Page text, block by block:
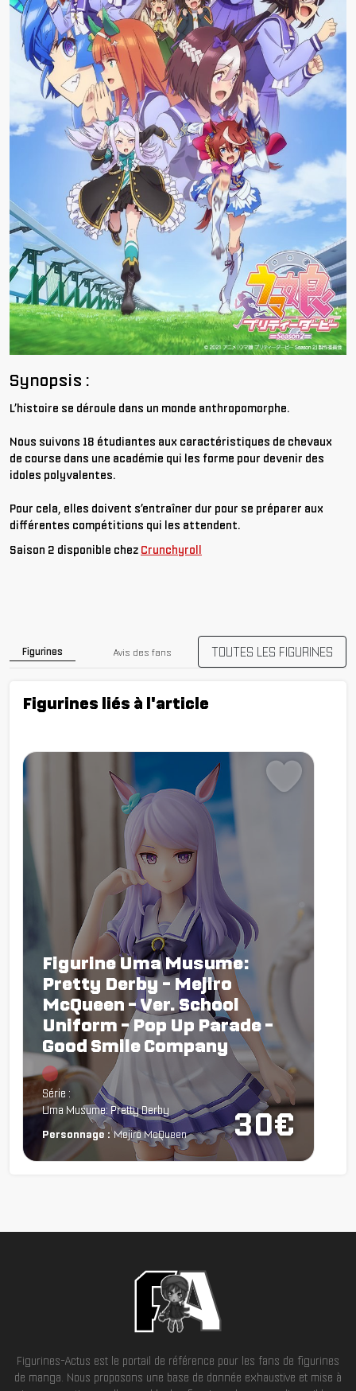
Synopsis :
L’histoire se déroule dans un monde anthropomorphe.
Nous suivons 18 étudiantes aux caractéristiques de chevaux
de course dans une académie qui les forme pour devenir des
idoles polyvalentes.
Pour cela, elles doivent s’entraîner dur pour se préparer aux
différentes compétitions qui les attendent.
Saison 2 disponible chez Crunchyroll
Figurines Avis des fans TOUTES LES FIGURINES
Figurines liés à l'article
30€
Figurine Uma Musume:
Pretty Derby - Mejiro
McQueen - Ver. School
Uniform - Pop Up Parade -
Good Smile Company
Série :
Uma Musume: Pretty Derby
Personnage : Mejiro McQueen
Figurines-Actus est le portail de référence pour les fans de figurines
de manga. Nous proposons une base de donnée exhaustive et mise à